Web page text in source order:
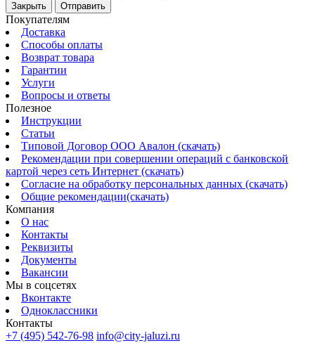
Закрыть Отправить
Покупателям
Доставка
Способы оплаты
Возврат товара
Гарантии
Услуги
Вопросы и ответы
Полезное
Инструкции
Статьи
Типовой Договор ООО Авалон (скачать)
Рекомендации при совершении операций с банковской
картой через сеть Интернет (скачать)
Согласие на обработку персональных данных (скачать)
Общие рекомендации(скачать)
Компания
О нас
Контакты
Реквизиты
Документы
Вакансии
Мы в соцсетях
Вконтакте
Одноклассники
Контакты
+7 (495) 542-76-98 info@city-jaluzi.ru